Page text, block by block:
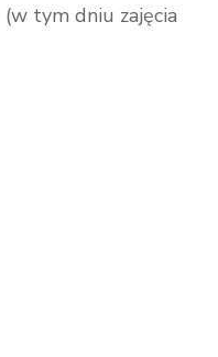
tym dniu zajęcia